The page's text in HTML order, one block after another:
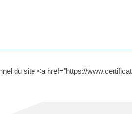
du site <a href="https://